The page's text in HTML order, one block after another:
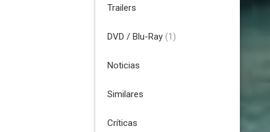
Trailers
DVD / Blu-Ray (1)
Noticias
Similares
Críticas